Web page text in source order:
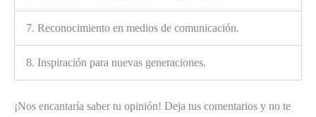
7. Reconocimiento en medios de comunicación.
8. Inspiración para nuevas generaciones.
¡Nos encantaría saber tu opinión! Deja tus comentarios y no te